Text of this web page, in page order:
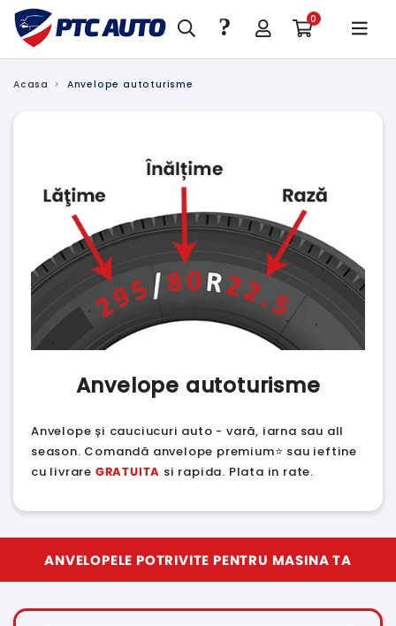
0
?
Acasa Anvelope autoturisme
Anvelope autoturisme
Anvelope și cauciucuri auto - vară, iarna sau all
season. Comandă anvelope premium⭐ sau ieftine
cu livrare GRATUITA si rapida. Plata in rate.
ANVELOPELE POTRIVITE PENTRU MASINA TA